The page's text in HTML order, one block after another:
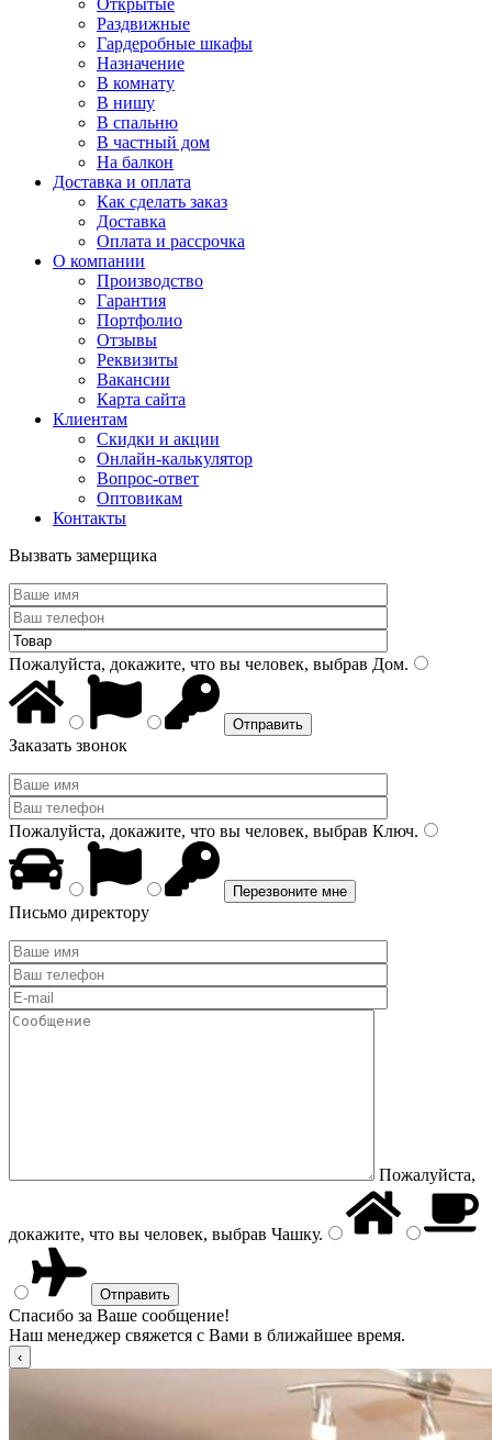
Открытые
Раздвижные
Гардеробные шкафы
Назначение
В комнату
В нишу
В спальню
В частный дом
На балкон
Доставка и оплата
Как сделать заказ
Доставка
Оплата и рассрочка
О компании
Производство
Гарантия
Портфолио
Отзывы
Реквизиты
Вакансии
Карта сайта
Клиентам
Скидки и акции
Онлайн-калькулятор
Вопрос-ответ
Оптовикам
Контакты
Вызвать замерщика
Пожалуйста, докажите, что вы человек, выбрав Дом.
Заказать звонок
Пожалуйста, докажите, что вы человек, выбрав Ключ.
Письмо директору
Пожалуйста,
докажите, что вы человек, выбрав Чашку.
Спасибо за Ваше сообщение!
Наш менеджер свяжется с Вами в ближайшее время.